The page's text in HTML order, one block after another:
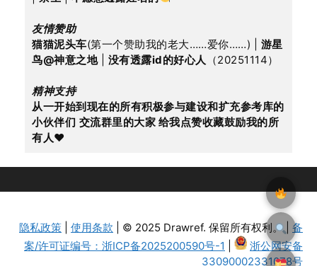
友情赞助
猫猫泥头车(第一个赞助我的老大……爱你……) | 游星
鸟@神意之地 | 没有透露id的好心人 （20251114）
精神支持
从一开始到现在的所有积极参与建设和扩充参考库的
小伙伴们 交流群里的大家 给我点赞收藏鼓励我的所
有人♥
隐私政策 使用条款 | © 2025 Drawref. 保留所有权利。 | 备
案/许可证编号：浙ICP备2025200590号-1
浙公网安备
33090002331078号